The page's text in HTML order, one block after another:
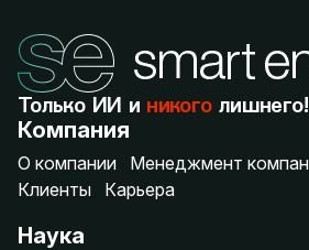
Только ИИ и никоголишнего!
Компания
О компании Менеджмент
Клиенты
Карьера
Наука